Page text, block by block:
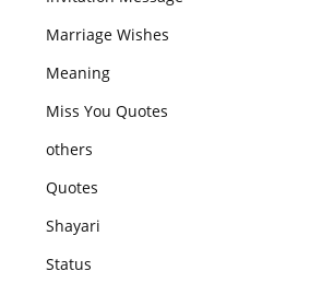
Marriage Wishes
Meaning
Miss You Quotes
others
Quotes
Shayari
Status